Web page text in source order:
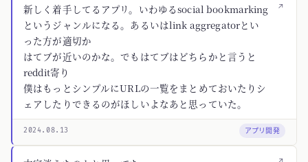
↗
新しく着手してるアプリ。いわゆるsocial bookmarking
というジャンルになる。あるいはlink aggregatorとい
った方が適切か
はてブが近いのかな。でもはてブはどちらかと言うと
reddit寄り
僕はもっとシンプルにURLの一覧をまとめておいたりシ
ェアしたりできるのがほしいよなあと思っていた。
2024.08.13 アプリ開発